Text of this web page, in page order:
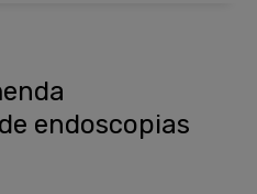
endoscopias